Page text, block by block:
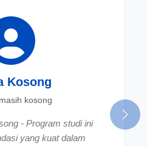
Kosong
kosong
- Program studi ini
yang kuat dalam
Next